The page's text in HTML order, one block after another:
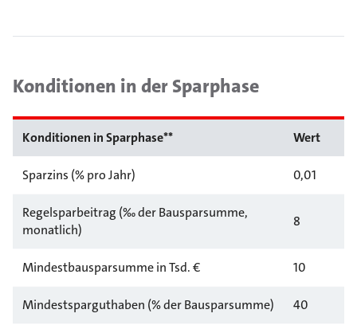
Konditionen in der Sparphase
Konditionen in Sparphase** Wert
Sparzins (% pro Jahr) 0,01
Regelsparbeitrag (‰ der Bausparsumme,
monatlich)
8
Mindestbausparsumme in Tsd. € 10
Mindestsparguthaben (% der Bausparsumme) 40